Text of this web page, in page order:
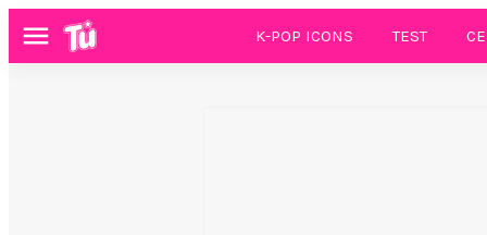
Menú K-POP ICONS TEST